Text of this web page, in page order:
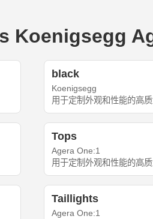
Koenigsegg
black
Koenigsegg
用于定制外观和性能的高质
Tops
Agera One:1
用于定制外观和性能的高质
Taillights
Agera One:1